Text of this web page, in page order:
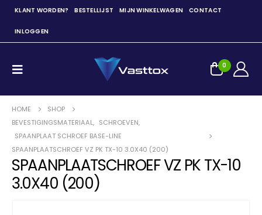
KLANT WORDEN? BESTELLIJST MIJN WINKELWAGEN CONTACT
INLOGGEN
0
HOME
SHOP
BEVESTIGINGSMATERIAAL, SCHROEVEN,
SPAANPLAAT SCHROEF BASE-LINE
SPAANPLAATSCHROEF VZ PK TX-10 3.0X40 (200)
SPAANPLAATSCHROEF VZ PK TX-10
3.0X40 (200)